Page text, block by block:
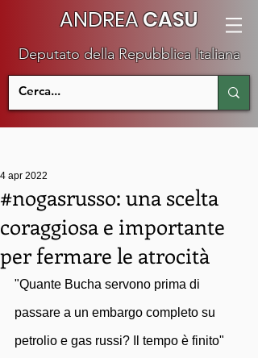
ANDREACASU
Deputato della Repubblica Italiana
#nogasrusso: una scelta
coraggiosa e importante
per fermare le atrocità
4 apr 2022
"Quante Bucha servono prima di
passare a un embargo completo su
petrolio e gas russi? Il tempo è finito"